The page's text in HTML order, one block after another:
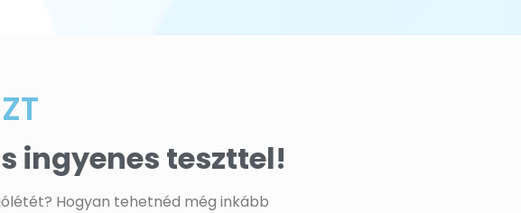
ingyenes teszttel!
Hogyan tehetnéd még inkább